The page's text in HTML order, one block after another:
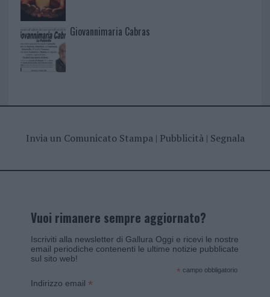
Giovannimaria Cabras
Invia un Comunicato Stampa| Pubblicità| Segnala
Vuoi rimanere sempre aggiornato?
Iscriviti alla newsletter di Gallura Oggi e ricevi le nostre
email periodiche contenenti le ultime notizie pubblicate
sul sito web!
* campo obbligatorio
Indirizzo email *